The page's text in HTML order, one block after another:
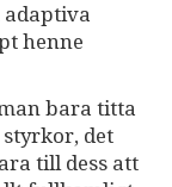
henne
bara titta
det
till dess att